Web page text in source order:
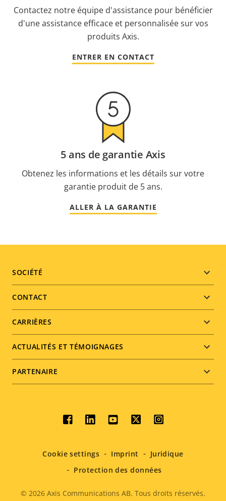
Contactez notre équipe d'assistance pour bénéficier
d'une assistance efficace et personnalisée sur vos
produits Axis.
ENTRER EN CONTACT
5 ans de garantie Axis
Obtenez les informations et les détails sur votre
garantie produit de 5 ans.
ALLER À LA GARANTIE
Footer
menu
SOCIÉTÉ
CONTACT
CARRIÈRES
ACTUALITÉS ET TÉMOIGNAGES
PARTENAIRE
Social
menu
© 2026 Axis Communications AB. Tous droits réservés.
Cookie settings Imprint
Juridique
Protection des données